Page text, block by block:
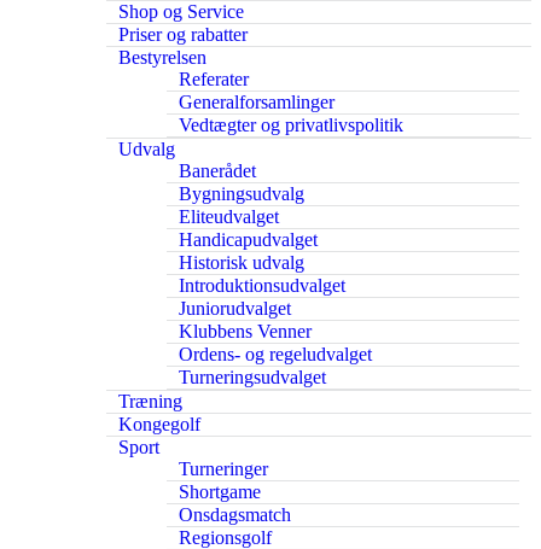
Shop og Service
Priser og rabatter
Bestyrelsen
Referater
Generalforsamlinger
Vedtægter og privatlivspolitik
Udvalg
Banerådet
Bygningsudvalg
Eliteudvalget
Handicapudvalget
Historisk udvalg
Introduktionsudvalget
Juniorudvalget
Klubbens Venner
Ordens- og regeludvalget
Turneringsudvalget
Træning
Kongegolf
Sport
Turneringer
Shortgame
Onsdagsmatch
Regionsgolf